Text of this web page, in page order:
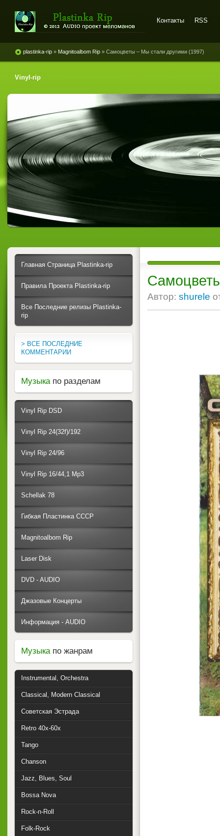
винила и магнитоальбомов
Контакты RSS
plastinka-rip » Magnitoalbom Rip » Самоцветы ‎– Мы стали другими (1997)
Vinyl-rip
Автор: shurele
Главная Страница Plastinka-rip
Правила Проекта Plastinka-rip
Все Последние релизы Plastinka-
rip
> ВСЕ ПОСЛЕДНИЕ
КОММЕНТАРИИ
Музыка по разделам
Vinyl Rip DSD
Vinyl Rip 24(32f)/192
Vinyl Rip 24/96
Vinyl Rip 16/44,1 Mp3
Schellak 78
Гибкая Пластинка СССР
Magnitoalbom Rip
Laser Disk
DVD - AUDIO
Джазовые Концерты
Информация - AUDIO
Музыкапо жанрам
Instrumental, Orchestra
Classical, Modern Classical
Советская Эстрада
Retro 40x-60x
Tango
Chanson
Jazz, Blues, Soul
Bossa Nova
Rock-n-Roll
Folk-Rock